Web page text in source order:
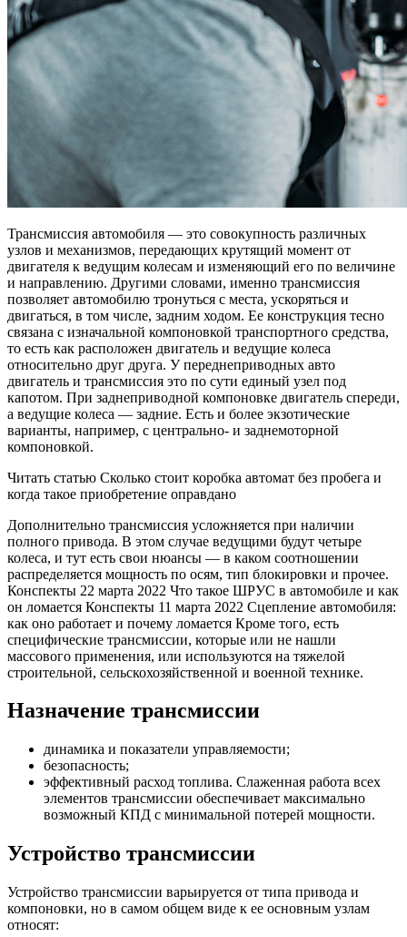
Трансмиссия автомобиля — это совокупность различных
узлов и механизмов, передающих крутящий мо­мент от
двигателя к ведущим колесам и изменяющий его по величине
и направлению. Другими словами, именно трансмиссия
позволяет автомобилю тронуться с места, ускоряться и
двигаться, в том числе, задним ходом. Ее конструкция тесно
связана с изначальной компоновкой транспортного средства,
то есть как расположен двигатель и ведущие колеса
относительно друг друга. У переднеприводных авто
двигатель и трансмиссия это по сути единый узел под
капотом. При заднеприводной компоновке двигатель спереди,
а ведущие колеса — задние. Есть и более экзотические
варианты, например, с центрально- и заднемоторной
компоновкой.
Читать статью Сколько стоит коробка автомат без пробега и
когда такое приобретение оправдано
Дополнительно трансмиссия усложняется при наличии
полного привода. В этом случае ведущими будут четыре
колеса, и тут есть свои нюансы — в каком соотношении
распределяется мощность по осям, тип блокировки и прочее.
Конспекты 22 марта 2022 Что такое ШРУС в автомобиле и как
он ломается Конспекты 11 марта 2022 Сцепление автомобиля:
как оно работает и почему ломается Кроме того, есть
специфические трансмиссии, которые или не нашли
массового применения, или используются на тяжелой
строительной, сельскохозяйственной и военной технике.
Назначение трансмиссии
динамика и показатели управляемости;
безопасность;
эффективный расход топлива. Слаженная работа всех
элементов трансмиссии обеспечивает максимально
возможный КПД с минимальной потерей мощности.
Устройство трансмиссии
Устройство трансмиссии варьируется от типа привода и
компоновки, но в самом общем виде к ее основным узлам
относят: